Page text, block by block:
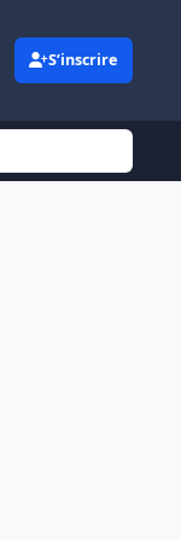
S’inscrire